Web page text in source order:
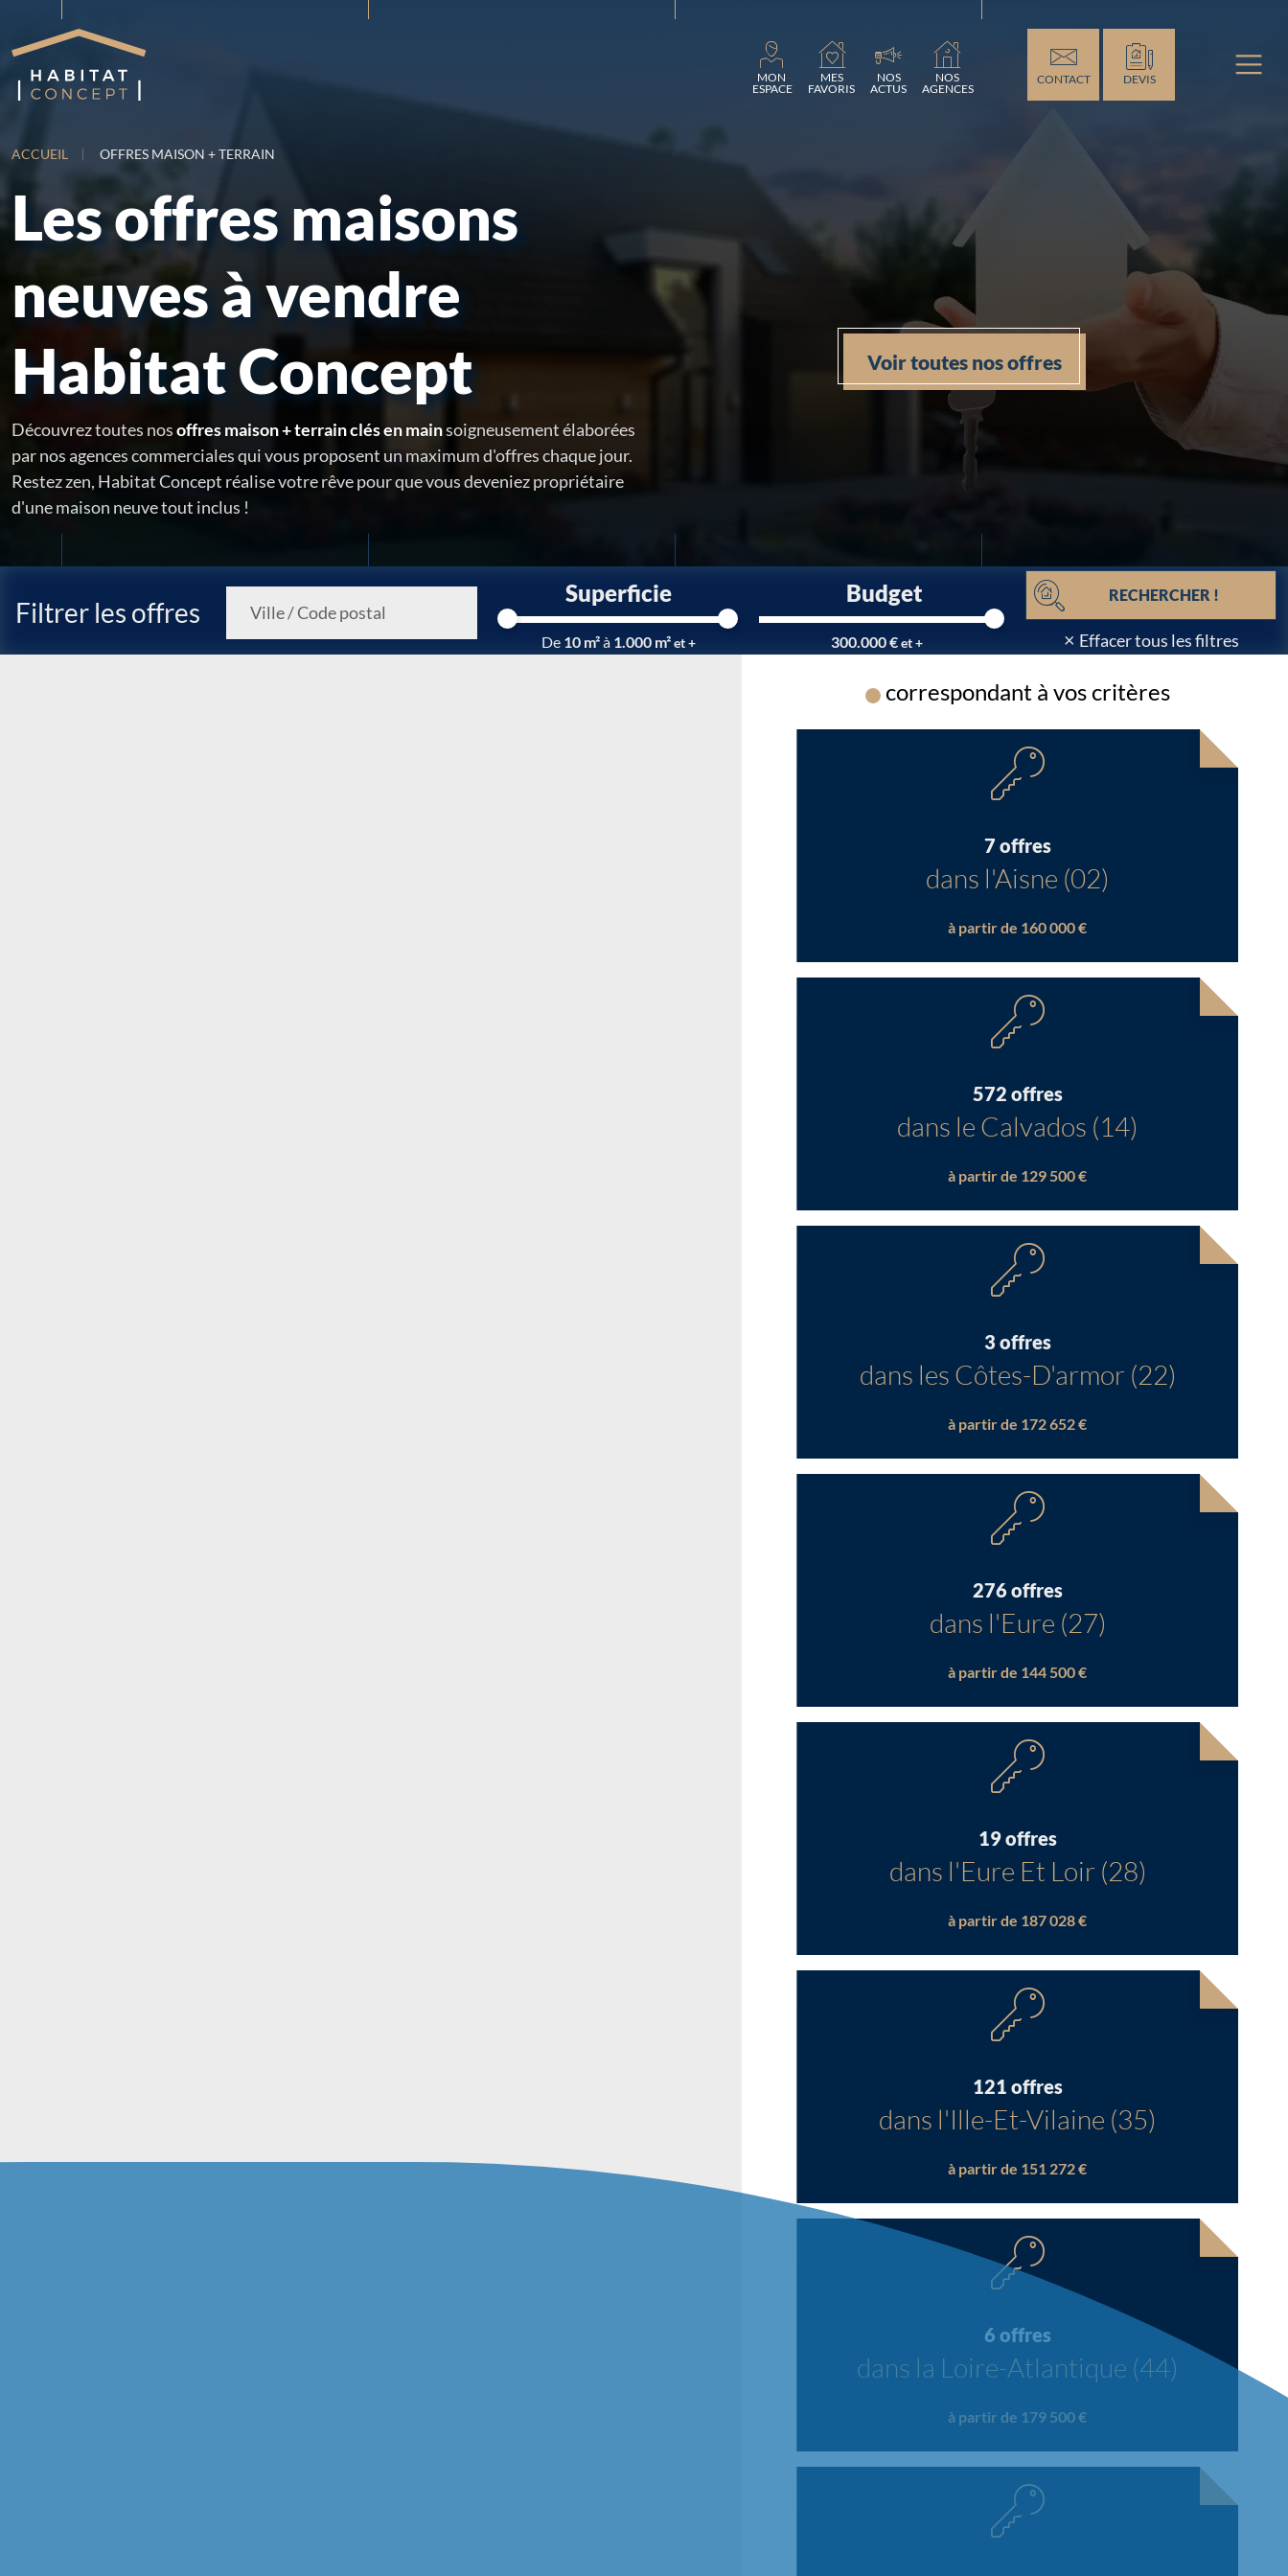
MON
ESPACE
Chargement...
MES
FAVORIS
NOS
ACTUS
NOS
AGENCES
CONTACT DEVIS
ACCUEIL OFFRES MAISON + TERRAIN
Les offres maisons
neuves à vendre
Habitat Concept
Découvrez toutes nosoffres maison + terrain clés en mainsoigneusement élaborées
par nos agences commerciales qui vous proposent un maximum d'offres chaque jour.
Restez zen, Habitat Concept réalise votre rêve pour que vous deveniez propriétaire
d'une maison neuve tout inclus !
Voir toutes nos offres
Filtrer les offres
Superficie
De 10 m²à 1.000 m²et +
Budget
300.000 €et +
RECHERCHER !
× Effacer tous les filtres
Chargement...
correspondant à vos critères
7 offres
dans l'Aisne (02)
à partir de 160 000 €
572 offres
dans le Calvados (14)
à partir de 129 500 €
3 offres
dans les Côtes-D'armor (22)
à partir de 172 652 €
276 offres
dans l'Eure (27)
à partir de 144 500 €
19 offres
dans l'Eure Et Loir (28)
à partir de 187 028 €
121 offres
dans l'Ille-Et-Vilaine (35)
à partir de 151 272 €
6 offres
dans la Loire-Atlantique (44)
à partir de 179 500 €